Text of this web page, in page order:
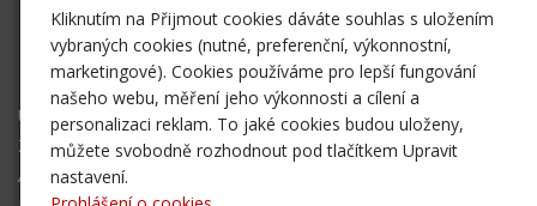
sktrifid@sktrifid.cz
606 64 64 99
475 504 457
Úvodní stránka
Ze života klubu
Archiv 2002 - 2006
Kliknutím na Přijmout cookies dáváte souhlas s uložením
vybraných cookies (nutné, preferenční, výkonnostní,
marketingové). Cookies používáme pro lepší fungování
našeho webu, měření jeho výkonnosti a cílení a
personalizaci reklam. To jaké cookies budou uloženy,
můžete svobodně rozhodnout pod tlačítkem Upravit
nastavení.